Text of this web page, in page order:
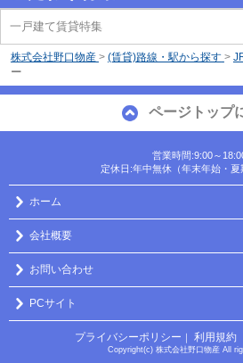
一戸建て賃貸特集
株式会社野口物産 > (賃貸)路線・駅から探す >
ー
ページトップ
営業時間:9:00～
定休日:年中無休（年末年始・夏
ホーム
会社概要
お問い合わせ
PCサイト
プライバシーポリシー ｜ 利用規約
Copyright(c) 株式会社野口物産 All